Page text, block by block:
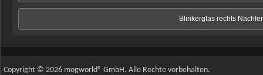
Blinkerglas rechts
Copyright © 2026 mogworld® GmbH. Alle Rechte vorbehalten.